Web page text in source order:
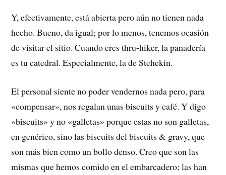
Y, efectivamente, está abierta pero aún no tienen nada
hecho. Bueno, da igual; por lo menos, tenemos ocasión
de visitar el sitio. Cuando eres thru-hiker, la panadería
es tu catedral. Especialmente, la de Stehekin.
El personal siente no poder vendernos nada pero, para
«compensar», nos regalan unas biscuits y café. Y digo
«biscuits» y no «galletas» porque estas no son galletas,
en genérico, sino las biscuits del biscuits & gravy, que
son más bien como un bollo denso. Creo que son las
mismas que hemos comido en el embarcadero; las han